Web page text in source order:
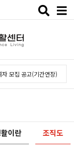
Toggle
모집 공고(기간연장)
용공고
공고
2026년 중증장애인강원형일자리지원사업「창작예술 작품전시회」개최
모집 공고(기간연장)
이란 조직도